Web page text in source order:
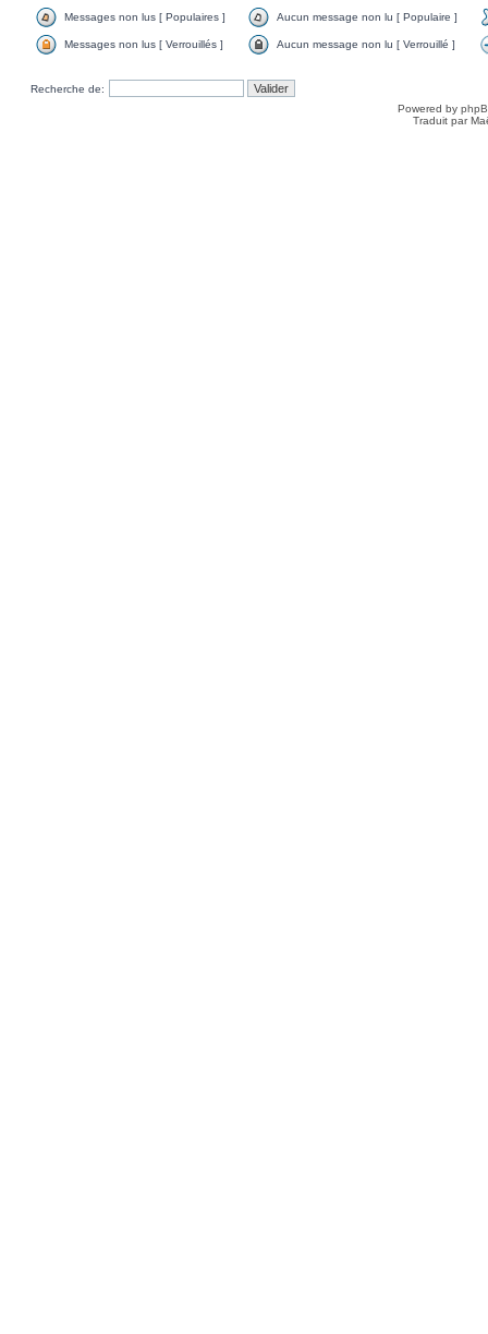
Messages non lus [ Populaires ] Aucun message non lu [ Populaire ]
Messages non lus [ Verrouillés ] Aucun message non lu [ Verrouillé ]
Recherche de:
Powered by
Traduit par